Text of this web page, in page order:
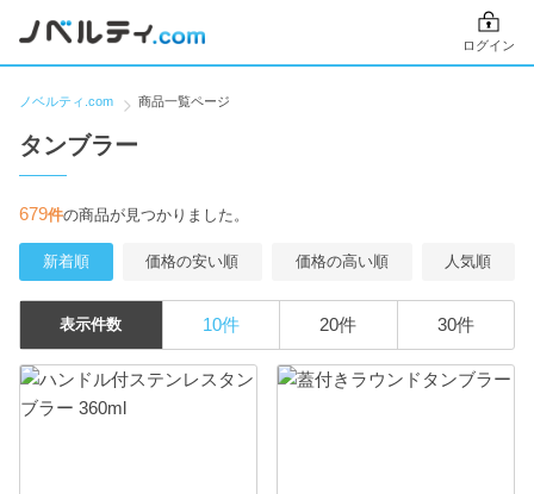
ログイン
ノベルティ.com 商品一覧ページ
タンブラー
679件の商品が見つかりました。
新着順 価格の安い順 価格の高い順 人気順
表示件数 10件 20件 30件